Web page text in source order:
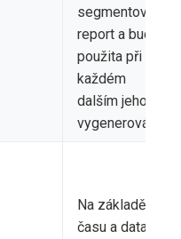
segmentový
report a bude
použita při
každém
dalším jeho
vygenerování
Na základě
času a data